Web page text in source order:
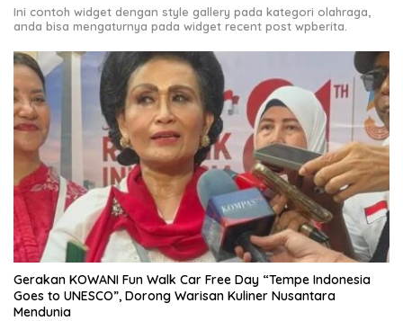
Ini contoh widget dengan style gallery pada kategori olahraga,
anda bisa mengaturnya pada widget recent post wpberita.
Gerakan KOWANI Fun Walk Car Free Day “Tempe Indonesia
Goes to UNESCO”, Dorong Warisan Kuliner Nusantara
Mendunia